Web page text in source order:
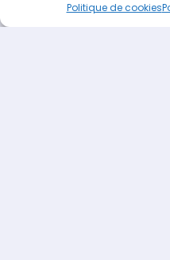
Politique de cookies